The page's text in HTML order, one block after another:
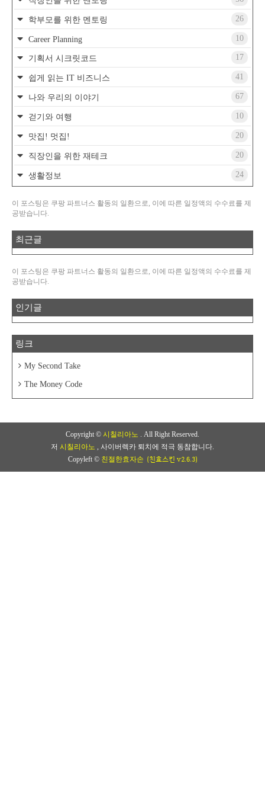
학부모를 위한 멘토링 26
Career Planning 10
기획서 시크릿코드 17
쉽게 읽는 IT 비즈니스 41
나와 우리의 이야기 67
걷기와 여행 10
맛집! 멋집! 20
직장인을 위한 재테크 20
생활정보 24
이 포스팅은 쿠팡 파트너스 활동의 일환으로, 이에 따른 일정액의 수수료를 제
공받습니다.
최근글
이 포스팅은 쿠팡 파트너스 활동의 일환으로, 이에 따른 일정액의 수수료를 제
공받습니다.
인기글
링크
My Second Take
The Money Code
Copyright © 시칠리아노
. All Right Reserved.
저 시칠리아노
, 사이버렉카 퇴치에 적극 동참합니다.
Copyleft © 친절한효자손 (친효스킨 v2.6.3)